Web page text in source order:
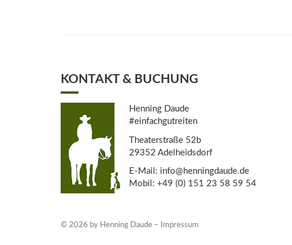
KONTAKT & BUCHUNG
Henning Daude
#einfachgutreiten
Theaterstraße 52b
29352 Adelheidsdorf
E-Mail: info@henningdaude.de
Mobil: +49 (0) 151 23 58 59 54
© 2026 by Henning Daude – Impressum